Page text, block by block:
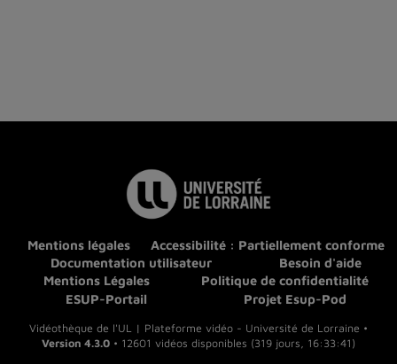
Mentions légales
Accessibilité : Partiellement conforme
Documentation utilisateur
Besoin d'aide
Mentions Légales
Politique de confidentialité
ESUP-Portail
Projet Esup-Pod
Vidéothèque de l'UL | Plateforme vidéo - Université de Lorraine •
Version 4.3.0 • 12601 vidéos disponibles (319 jours, 16:33:41)